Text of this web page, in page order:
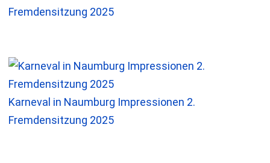
Fremdensitzung 2025
Karneval in Naumburg Impressionen 2.
Fremdensitzung 2025